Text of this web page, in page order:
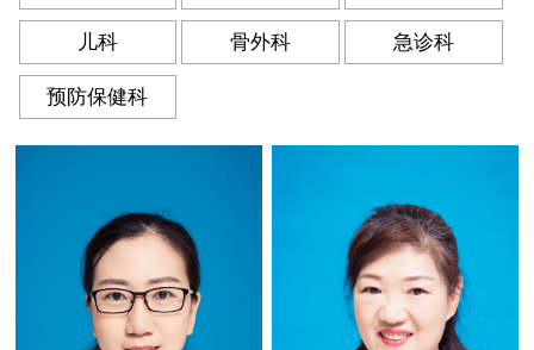
儿科 骨外科 急诊科
预防保健科